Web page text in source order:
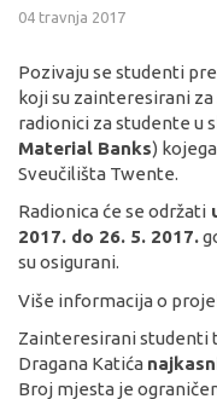
04 travnja 2017
Pozivaju se studenti
koji su zainteresirani
radionici za studente u
Material Banks)
Sveučilišta Twente.
Radionica će se održati
2017. do 26. 5. 2017.
su osigurani.
Više informacija o
Zainteresirani studenti
Dragana Katića
Broj mjesta je